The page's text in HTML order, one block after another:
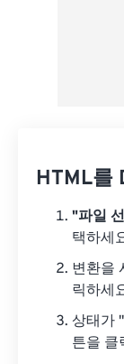
HTML를
"파일
택하세
변환을
릭하세
상태가
튼을 클